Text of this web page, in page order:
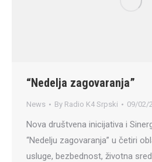
“Nedelja zagovaranja”
News By Radio K4 Srpski 09/02/
Nova društvena inicijativa i
“Nedelju zagovaranja” u četiri
usluge, bezbednost, životna